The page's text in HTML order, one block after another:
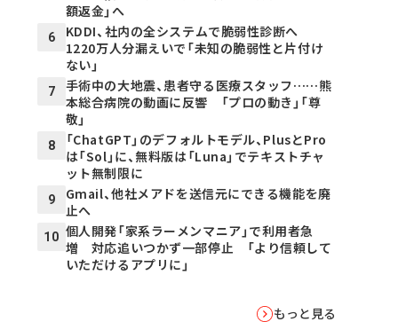
額返金」へ
6
KDDI、社内の全システムで脆弱性診断へ
1220万人分漏えいで「未知の脆弱性と片付け
ない」
7
手術中の大地震、患者守る医療スタッフ……熊
本総合病院の動画に反響 「プロの動き」「尊
敬」
8
「ChatGPT」のデフォルトモデル、PlusとPro
は「Sol」に、無料版は「Luna」でテキストチャ
ット無制限に
9
Gmail、他社メアドを送信元にできる機能を廃
止へ
10 個人開発「家系ラーメンマニア」で利用者急
増 対応追いつかず一部停止 「より信頼して
いただけるアプリに」
もっと見る